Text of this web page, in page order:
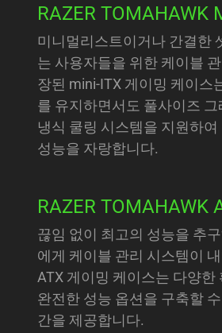
RAZER TOMAHAWK
미니멀리스트이거나 간결한
는 사용자들을 위한 케이블
장된 mini-ITX 게이밍 케이스
를 유지하면서도 풀사이즈
냉식 쿨링 시스템을 지원하
성능을 자랑합니다.
RAZER TOMAHAWK
끊임 없이 최고의 성능을 추
에게 케이블 관리 시스템이
ATX 게이밍 케이스는 다양한
완전한 성능 옵션을 구축할
간을 제공합니다.